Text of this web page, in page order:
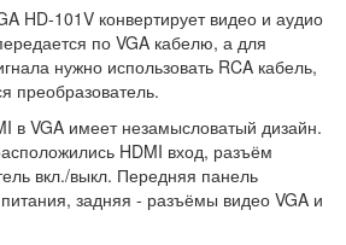
HD-101V конвертирует видео и аудио
по VGA кабелю, а для
нужно использовать RCA кабель,
преобразователь.
в VGA имеет незамысловатый дизайн.
HDMI вход, разъём
вкл./выкл. Передняя панель
задняя - разъёмы видео VGA и